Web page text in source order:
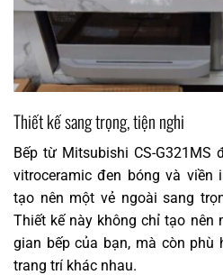
Thiết kế sang trọng, tiện nghi
Bếp từ Mitsubishi CS-
vitroceramic đen bóng và viền
tạo nên một vẻ ngoài sang
Thiết kế này không chỉ tạo nên
gian bếp của bạn, mà còn phù
trang trí khác nhau.